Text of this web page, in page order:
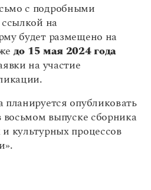
с подробными
на
будет размещено на
до 15 мая 2024 года
на участие
опубликовать
восьмом выпуске сборника
культурных процессов